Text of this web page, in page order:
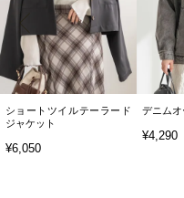
ショートツイルテーラード
ジャケット
¥6,050
デニムオ
¥4,290